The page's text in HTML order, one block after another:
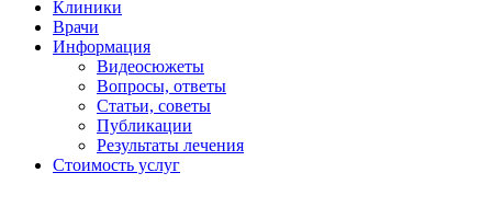
Клиники
Врачи
Информация
Видеосюжеты
Вопросы, ответы
Статьи, советы
Публикации
Результаты лечения
Стоимость услуг